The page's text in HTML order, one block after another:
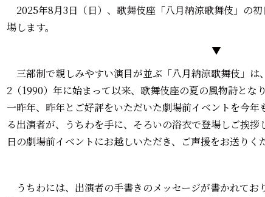
2025年8月3日（日）、歌舞伎座「八月納涼歌舞伎」の
場します。
▼
三部制で親しみやすい演目が並ぶ「八月納涼歌舞伎」は
2（1990）年に始まって以来、歌舞伎座の夏の風物詩とな
一昨年、昨年とご好評をいただいた劇場前イベントを今
る出演者が、うちわを手に、そろいの浴衣で登場しご挨
日の劇場前イベントにお越しいただき、ご声援をお送りく
うちわには、出演者の手書きのメッセージが書かれてお